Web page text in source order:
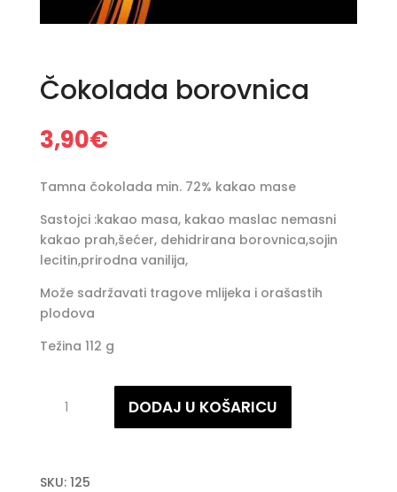
Čokolada borovnica
3,90€
Tamna čokolada min. 72% kakao mase
Sastojci :kakao masa, kakao maslac nemasni
kakao prah,šećer, dehidrirana borovnica,sojin
lecitin,prirodna vanilija,
Može sadržavati tragove mlijeka i orašastih
plodova
Težina 112 g
borovnica
DODAJ U KOŠARICU
SKU: 125